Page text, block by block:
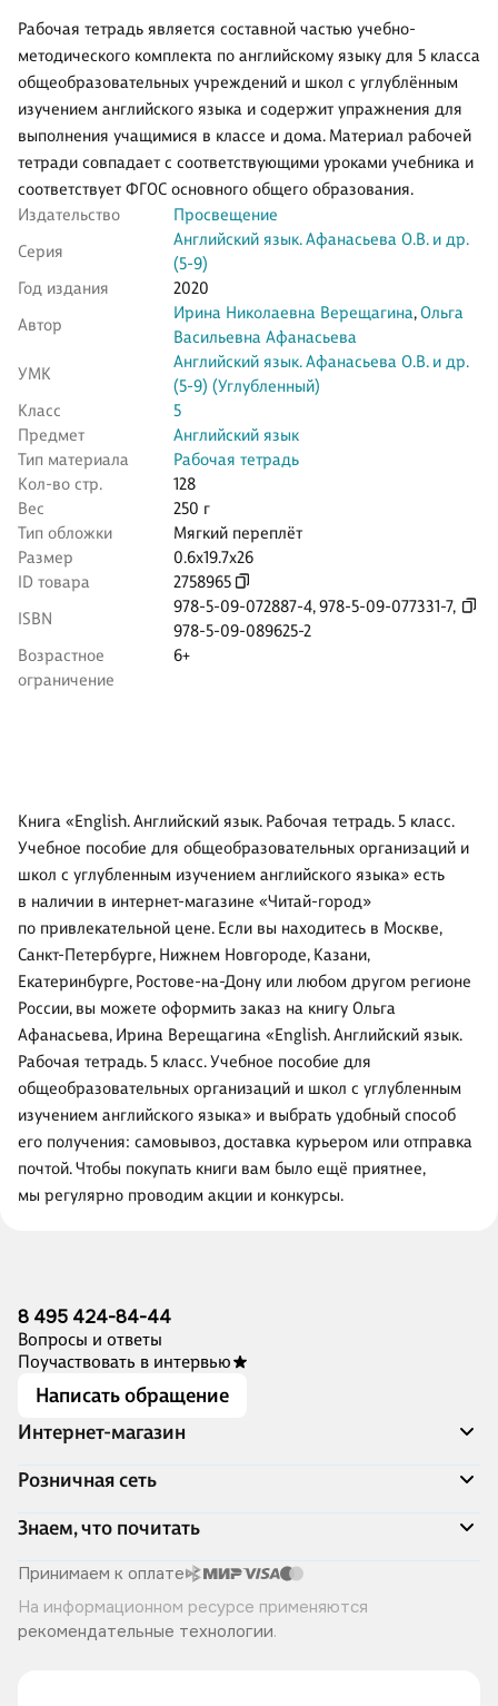
Рабочая тетрадь является составной частью учебно-
методического комплекта по английскому языку для 5 класса
общеобразовательных учреждений и школ с углублённым
изучением английского языка и содержит упражнения для
выполнения учащимися в классе и дома. Материал рабочей
тетради совпадает с соответствующими уроками учебника и
соответствует ФГОС основного общего образования.
Издательство
Просвещение
Серия
Английский язык. Афанасьева О.В. и др.
(5-9)
Год издания
2020
Автор
Ирина Николаевна Верещагина,Ольга
Васильевна Афанасьева
УМК
Английский язык. Афанасьева О.В. и др.
(5-9) (Углубленный)
Класс
5
Предмет
Английский язык
Тип материала
Рабочая тетрадь
Кол-во стр.
128
Вес
250 г
Тип обложки
Мягкий переплёт
Размер
0.6x19.7x26
ID товара
2758965
ISBN
978-5-09-072887-4,978-5-09-077331-7,
978-5-09-089625-2
Возрастное
ограничение
6+
Книга «English. Английский язык. Рабочая тетрадь. 5 класс.
Учебное пособие для общеобразовательных организаций и
школ с углубленным изучением английского языка» есть
в наличии в интернет-магазине «Читай-город»
по привлекательной цене. Если вы находитесь в Москве,
Санкт-Петербурге, Нижнем Новгороде, Казани,
Екатеринбурге, Ростове-на-Дону или любом другом регионе
России, вы можете оформить заказ на книгу Ольга
Афанасьева, Ирина Верещагина «English. Английский язык.
Рабочая тетрадь. 5 класс. Учебное пособие для
общеобразовательных организаций и школ с углубленным
изучением английского языка» и выбрать удобный способ
его получения: самовывоз, доставка курьером или отправка
почтой. Чтобы покупать книги вам было ещё приятнее,
мы регулярно проводим акции и конкурсы.
8 495 424-84-44
Вопросы и ответы
Поучаствовать в интервью
Написать обращение
Интернет-магазин
Акции
Доставка и оплата
Программа лояльности
Подарочные сертификаты
Правила продажи
Политика конфиденциальности
Розничная сеть
Адреса магазинов
Книжный Дозор
О компании
Читай-город для бизнеса
Хотите у нас работать?
Знаем, что почитать
Скоро в продаже
Лучшие из лучших
Читай-журнал
Принимаем к оплате
На информационном ресурсе применяются
рекомендательные технологии.